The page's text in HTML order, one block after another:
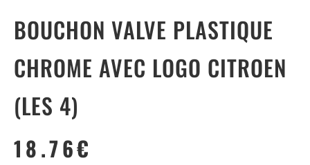
BOUCHON VALVE PLASTIQUE
CHROME AVEC LOGO CITROEN
(LES 4)
18.76€